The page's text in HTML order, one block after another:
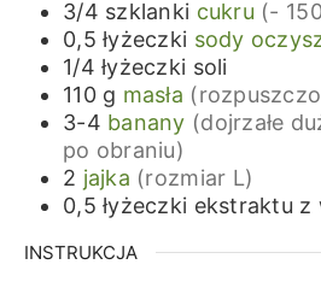
3/4 szklanki cukru (-
0,5 łyżeczki sody
1/4 łyżeczki soli
110 g masła
3-4 banany (dojrzałe
po obraniu)
2 jajka (rozmiar L)
0,5 łyżeczki ekstraktu z
INSTRUKCJA